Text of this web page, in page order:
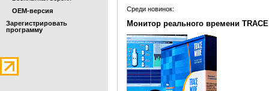
OEM-версия
Зарегистрировать
программу
Среди новинок:
Монитор реального времени